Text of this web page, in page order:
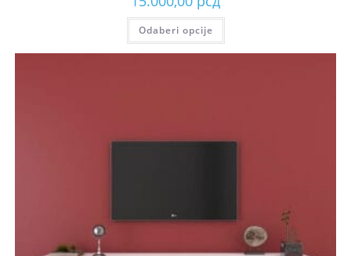
Odaberi opcije